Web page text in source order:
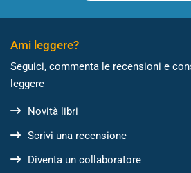
Ami leggere?
Seguici, commenta le recensioni e
leggere
Novità libri
Scrivi una recensione
Diventa un collaboratore